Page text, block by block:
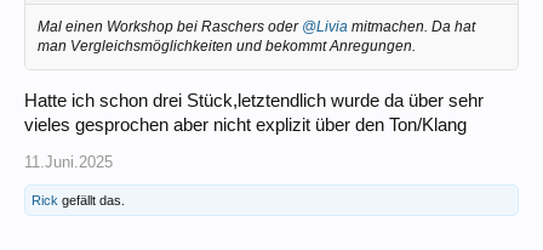
Mal einen Workshop bei Raschers oder @Livia mitmachen. Da hat
man Vergleichsmöglichkeiten und bekommt Anregungen.
Hatte ich schon drei Stück,letztendlich wurde da über sehr
vieles gesprochen aber nicht explizit über den Ton/Klang
11.Juni.2025
Rick gefällt das.